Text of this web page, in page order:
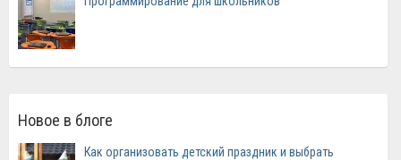
Новое в блоге
Как организовать детский праздник и выбрать